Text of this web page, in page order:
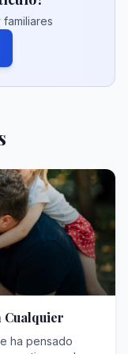
Cualquier
ha pensado